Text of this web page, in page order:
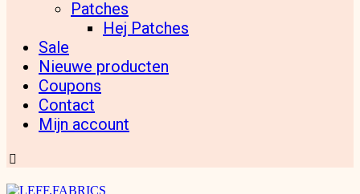
Patches
Hej Patches
Sale
Nieuwe producten
Coupons
Contact
Mijn account